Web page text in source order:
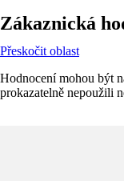
Zákaznická
Přeskočit oblast
Hodnocení mohou být
prokazatelně nepoužili